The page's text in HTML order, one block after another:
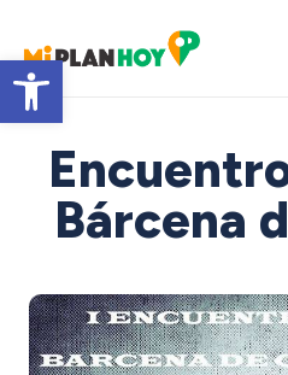
Abrir barra de herramientas
Bárcena